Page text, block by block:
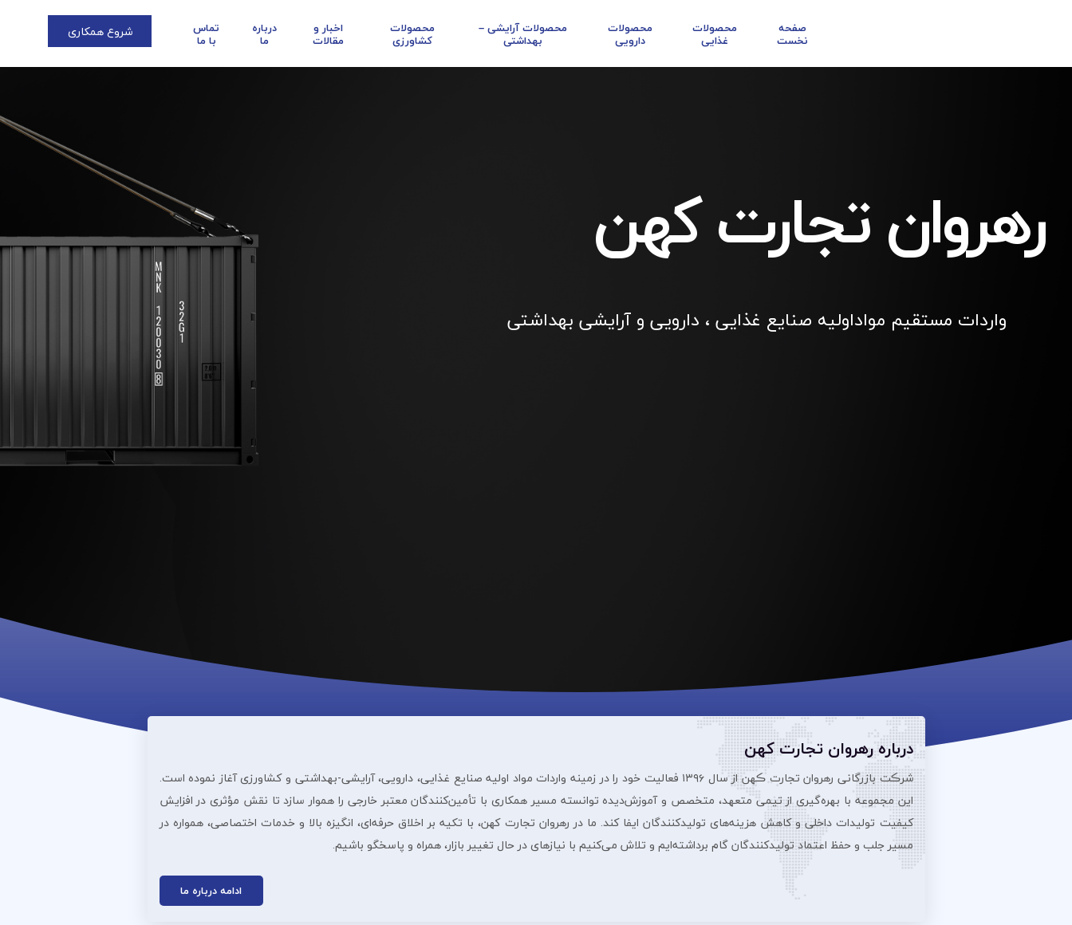
صفحه
نخست
محصولات
غذایی
محصولات
دارویی
محصولات آرایشی –
بهداشتی
محصولات
کشاورزی
اخبار و
مقالات
درباره
ما
تماس
با ما شروع همکاری
رهروان تجارت کهن
واردات مستقیم مواداولیه صنایع غذایی ، دارویی و آرایشی بهداشتی
درباره رهروان تجارت کهن
شرڪت بازرگانی رهروان تجارت ڪهن از سال ۱۳۹۶ فعالیت خود را در زمینه واردات مواد اولیه صنایع غذایی، دارویی، آرایشی‌-بهداشتی و کشاورزی آغاز نموده است.
این مجموعه با بهره‌گیری از تیمی متعهد، متخصص و آموزش‌دیده توانسته مسیر همکاری با تأمین‌کنندگان معتبر خارجی را هموار سازد تا نقش مؤثری در افزایش
کیفیت تولیدات داخلی و کاهش هزینه‌های تولیدکنندگان ایفا کند. ما در رهروان تجارت کهن، با تکیه بر اخلاق حرفه‌ای، انگیزه بالا و خدمات اختصاصی، همواره در
مسیر جلب و حفظ اعتماد تولیدکنندگان گام برداشته‌ایم و تلاش می‌کنیم با نیازهای در حال تغییر بازار، همراه و پاسخگو باشیم.
ادامه درباره ما